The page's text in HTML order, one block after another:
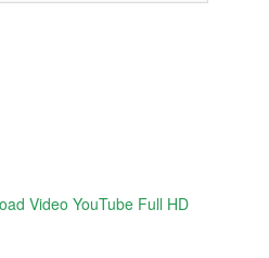
Video YouTube Full HD